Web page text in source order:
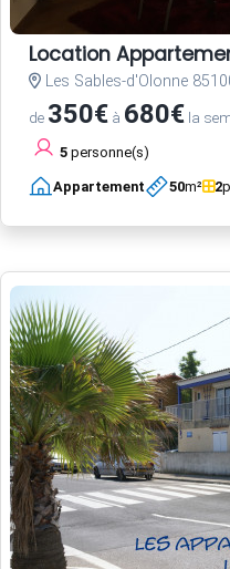
Location
Les Sables-d'Olonne
de 350€ à 680€ la
5 personne(s)
Appartement 50m² 2